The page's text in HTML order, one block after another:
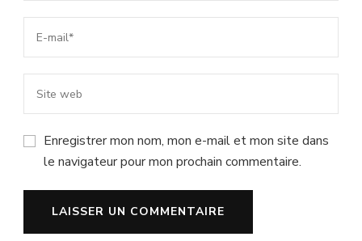
Enregistrer mon nom, mon e-mail et mon site dans
le navigateur pour mon prochain commentaire.